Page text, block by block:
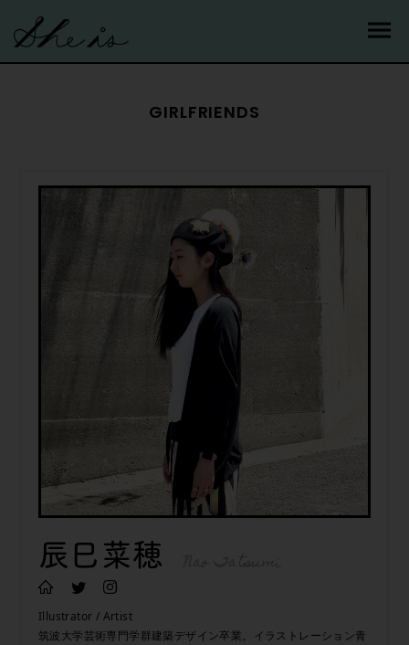
GIRLFRIENDS
辰巳菜穂
Illustrator / Artist
筑波大学芸術専門学群建築デザイン卒業。イラストレーション青